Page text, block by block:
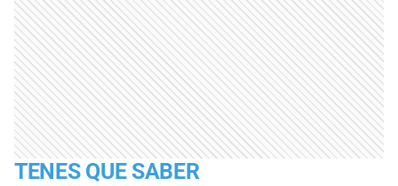
TENES QUE SABER